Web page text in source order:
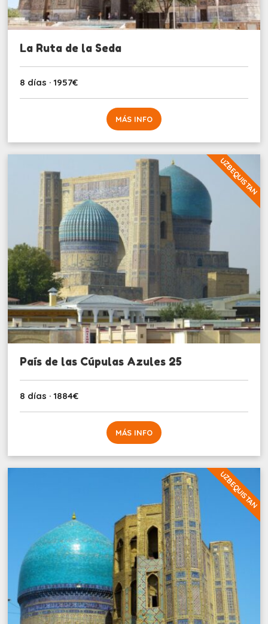
La Ruta de la Seda
8 días · 1957€
MÁS INFO
UZBEQUISTAN
País de las Cúpulas Azules 25
8 días · 1884€
MÁS INFO
UZBEQUISTAN